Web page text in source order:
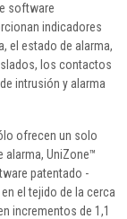
software
indicadores
el estado de alarma,
los contactos
intrusión y alarma
ofrecen un solo
alarma, UniZone™
patentado -
el tejido de la cerca
incrementos de 1,1